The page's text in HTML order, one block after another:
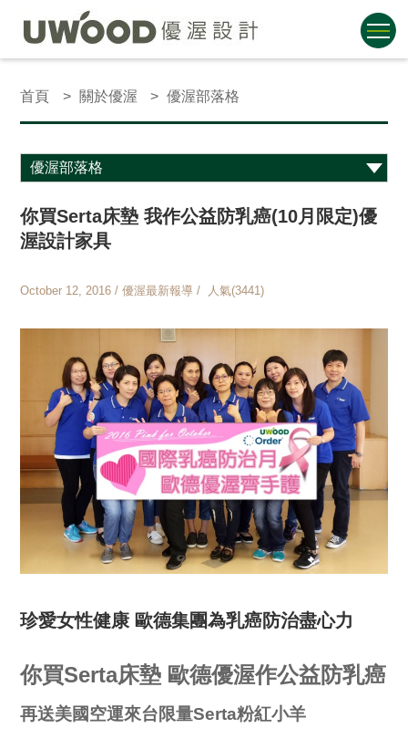
首頁 關於優渥 優渥部落格
你買Serta床墊 我作公益防乳癌(10月限定)優
渥設計家具
October 12, 2016 / 優渥最新報導 / 人氣(3441)
珍愛女性健康 歐德集團為乳癌防治盡心力
你買Serta床墊 歐德優渥作公益防乳癌
再送美國空運來台限量Serta粉紅小羊